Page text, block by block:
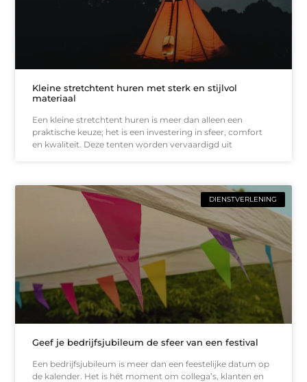
Kleine stretchtent huren met sterk en stijlvol
materiaal
Een kleine stretchtent huren is meer dan alleen een
praktische keuze; het is een investering in sfeer, comfort
en kwaliteit. Deze tenten worden vervaardigd uit
DIENSTVERLENING
Geef je bedrijfsjubileum de sfeer van een festival
Een bedrijfsjubileum is meer dan een feestelijke datum op
de kalender. Het is hét moment om collega’s, klanten en